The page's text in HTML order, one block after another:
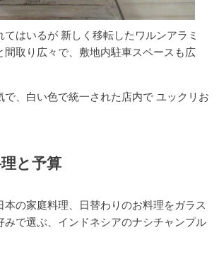
はいるが 新しく移転したワルンアラミ
間取り広々で、敷地内駐車スペースも広
で、白い色で統一された店内で ユックリお
と予算
本の家庭料理、日替わりのお料理をガラス
みで選ぶ、インドネシアのナシチャンプル